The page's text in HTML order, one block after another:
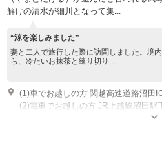
解けの清水が細川となって集...
“涼を楽しみました”
妻と二人で旅行した際に訪問しました。境
ら、冷たいお抹茶と練り切り...
営業：9:00～17:00 無休 ※16：00最